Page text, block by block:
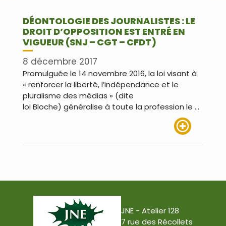
DÉONTOLOGIE DES JOURNALISTES : LE
DROIT D’OPPOSITION EST ENTRÉ EN
VIGUEUR (SNJ – CGT – CFDT)
8 décembre 2017
Promulguée le 14 novembre 2016, la loi visant à
« renforcer la liberté, l’indépendance et le
pluralisme des médias » (dite
loi Bloche) généralise à toute la profession le …
JNE - Atelier 128
7 rue des Récollets